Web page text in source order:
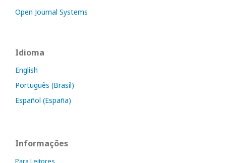
Open Journal Systems
Idioma
English
Português (Brasil)
Español (España)
Informações